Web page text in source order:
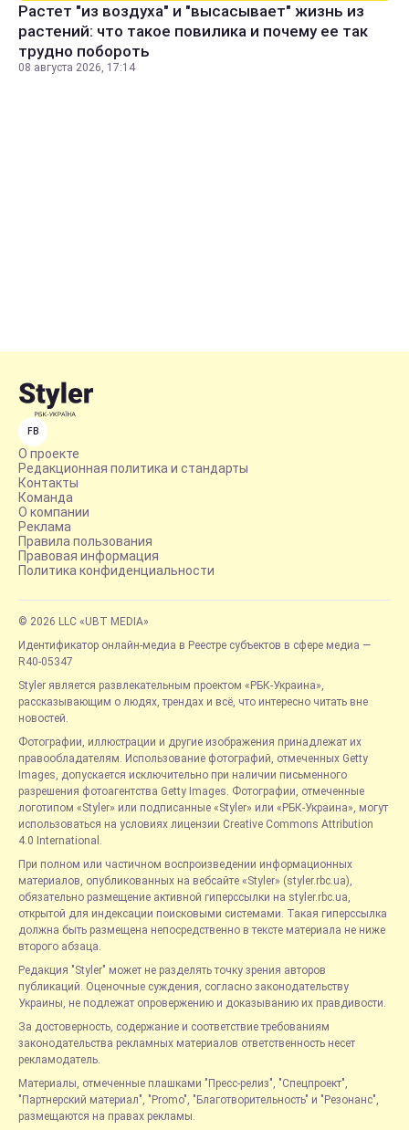
Растет "из воздуха" и "высасывает" жизнь из
растений: что такое повилика и почему ее так
трудно побороть
08 августа 2026, 17:14
FB
О проекте
Редакционная политика и стандарты
Контакты
Команда
О компании
Реклама
Правила пользования
Правовая информация
Политика конфиденциальности
© 2026 LLC «UBT MEDIA»
Идентификатор онлайн-медиа в Реестре субъектов в сфере медиа —
R40-05347
Styler является развлекательным проектом «РБК-Украина»,
рассказывающим о людях, трендах и всё, что интересно читать вне
новостей.
Фотографии, иллюстрации и другие изображения принадлежат их
правообладателям. Использование фотографий, отмеченных Getty
Images, допускается исключительно при наличии письменного
разрешения фотоагентства Getty Images. Фотографии, отмеченные
логотипом «Styler» или подписанные «Styler» или «РБК-Украина», могут
использоваться на условиях лицензии Creative Commons Attribution
4.0 International.
При полном или частичном воспроизведении информационных
материалов, опубликованных на вебсайте «Styler» (styler.rbc.ua),
обязательно размещение активной гиперссылки на styler.rbc.ua,
открытой для индексации поисковыми системами. Такая гиперссылка
должна быть размещена непосредственно в тексте материала не ниже
второго абзаца.
Редакция "Styler" может не разделять точку зрения авторов
публикаций. Оценочные суждения, согласно законодательству
Украины, не подлежат опровержению и доказыванию их правдивости.
За достоверность, содержание и соответствие требованиям
законодательства рекламных материалов ответственность несет
рекламодатель.
Материалы, отмеченные плашками "Пресс-релиз", "Спецпроект",
"Партнерский материал", "Promo", "Благотворительность" и "Резонанс",
размещаются на правах рекламы.